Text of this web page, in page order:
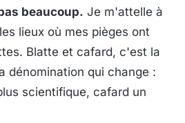
beaucoup. Je m'attelle à
lieux où mes pièges ont
Blatte et cafard, c'est la
dénomination qui change :
scientifique, cafard un